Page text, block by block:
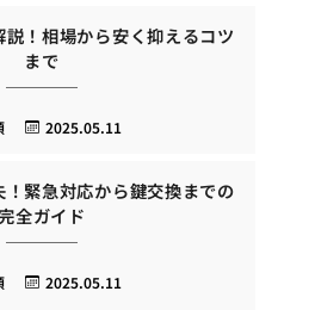
！相場から安く抑えるコツ
まで
2025.05.11
緊急対応から鍵交換までの
全ガイド
2025.05.11